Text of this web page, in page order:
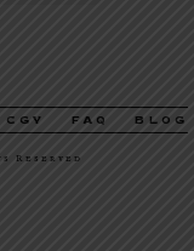
CGV FAQ BLOG
Reserved